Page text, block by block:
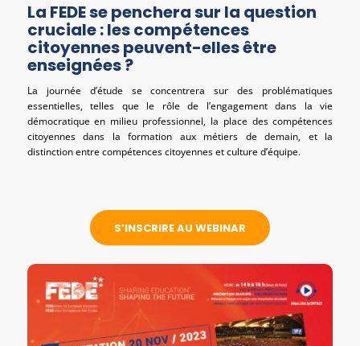
La FEDE se penchera sur la question
cruciale :les compétences
citoyennes peuvent-elles être
enseignées ?
La journée d’étude se concentrera sur des problématiques
essentielles, telles que le rôle de l’engagement dans la vie
démocratique en milieu professionnel, la place des compétences
citoyennes dans la formation aux métiers de demain, et la
distinction entre compétences citoyennes et culture d’équipe.
S’INSCRIRE AU WEBINAR